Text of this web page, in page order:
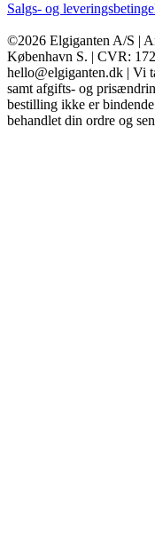
Salgs- og
©2026 Elgiganten A/S |
København S. | CVR:
hello@elgiganten.dk | Vi
samt afgifts- og
bestilling ikke er
behandlet din ordre og